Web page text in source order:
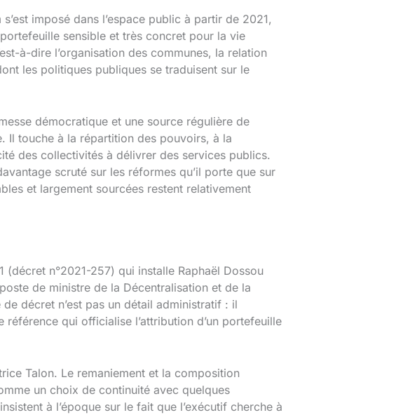
imposé dans l’espace public à partir de 2021,
sensible et très concret pour la vie
à-dire l’organisation des communes, la relation
les politiques publiques se traduisent sur le
démocratique et une source régulière de
Il touche à la répartition des pouvoirs, à la
des collectivités à délivrer des services publics.
scruté sur les réformes qu’il porte que sur
et largement sourcées restent relativement
n°2021-257) qui installe Raphaël Dossou
de ministre de la Décentralisation et de la
décret n’est pas un détail administratif : il
qui officialise l’attribution d’un portefeuille
Talon. Le remaniement et la composition
un choix de continuité avec quelques
à l’époque sur le fait que l’exécutif cherche à